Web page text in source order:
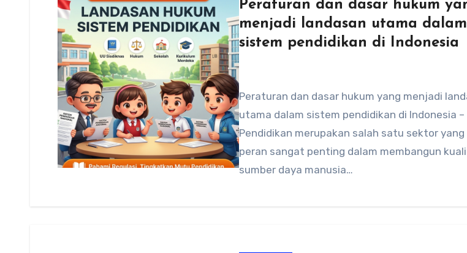
Peraturan dan dasar hukum
menjadi landasan utama dalam
sistem pendidikan di Indonesia
Peraturan dan dasar hukum yang menjadi
utama dalam sistem pendidikan di Indonesia –
Pendidikan merupakan salah satu sektor yang
peran sangat penting dalam membangun
sumber daya manusia…